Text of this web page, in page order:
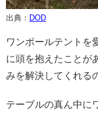
出典： DOD
ワンポールテントを
に頭を抱えたことが
みを解決してくれる
テーブルの真ん中に